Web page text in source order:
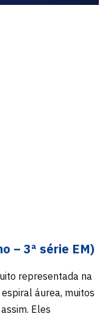
– 3ª série EM)
representada na
áurea, muitos
Eles